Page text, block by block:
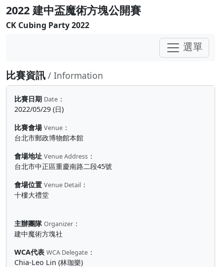
2022 建中盃魔術方塊公開賽
CK Cubing Party 2022
選單
比賽資訊 / Information
比賽日期 Date ：
2022/05/29 (日)
比賽會場 Venue ：
台北市郵政博物館本館
會場地址 Venue Address ：
台北市中正區重慶南路二段45號
會場位置 Venue Detail ：
十樓大禮堂
主辦團隊 Organizer ：
建中魔術方塊社
WCA代表 WCA Delegate ：
Chia-Leo Lin (林珈樂)